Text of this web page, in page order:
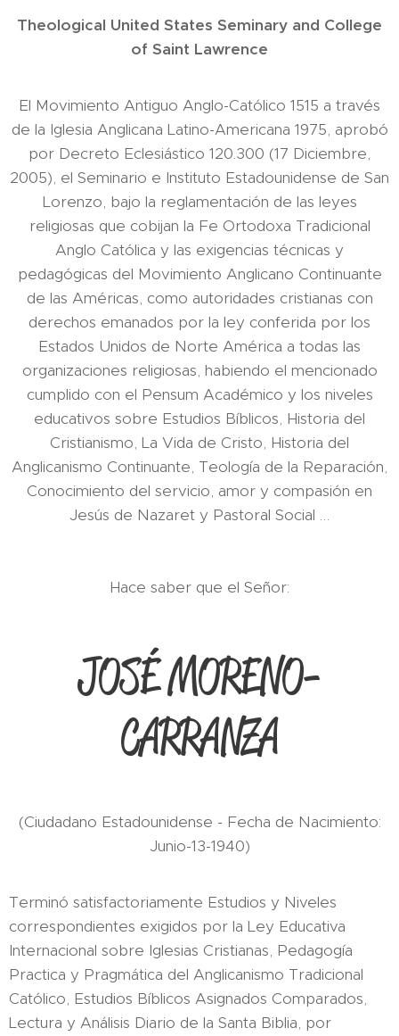
Theological United States Seminary and College
of Saint Lawrence
El Movimiento Antiguo Anglo-Católico 1515 a través
de la Iglesia Anglicana Latino-Americana 1975, aprobó
por Decreto Eclesiástico 120.300 (17 Diciembre,
2005), el Seminario e Instituto Estadounidense de San
Lorenzo, bajo la reglamentación de las leyes
religiosas que cobijan la Fe Ortodoxa Tradicional
Anglo Católica y las exigencias técnicas y
pedagógicas del Movimiento Anglicano Continuante
de las Américas, como autoridades cristianas con
derechos emanados por la ley conferida por los
Estados Unidos de Norte América a todas las
organizaciones religiosas, habiendo el mencionado
cumplido con el Pensum Académico y los niveles
educativos sobre Estudios Bíblicos, Historia del
Cristianismo, La Vida de Cristo, Historia del
Anglicanismo Continuante, Teología de la Reparación,
Conocimiento del servicio, amor y compasión en
Jesús de Nazaret y Pastoral Social …
Hace saber que el Señor:
JOSÉ MORENO-
CARRANZA
(Ciudadano Estadounidense - Fecha de Nacimiento:
Junio-13-1940)
Terminó satisfactoriamente Estudios y Niveles
correspondientes exigidos por la Ley Educativa
Internacional sobre Iglesias Cristianas, Pedagogía
Practica y Pragmática del Anglicanismo Tradicional
Católico, Estudios Bíblicos Asignados Comparados,
Lectura y Análisis Diario de la Santa Biblia, por